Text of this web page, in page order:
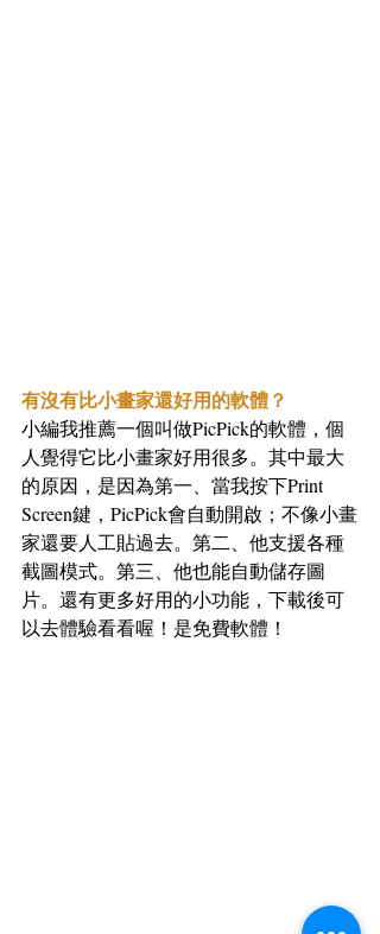
有沒有比小畫家還好用的軟體？
小編我推薦一個叫做PicPick的軟體，個
人覺得它比小畫家好用很多。其中最大
的原因，是因為第一、當我按下Print
Screen鍵，PicPick會自動開啟；不像小畫
家還要人工貼過去。第二、他支援各種
截圖模式。第三、他也能自動儲存圖
片。還有更多好用的小功能，下載後可
以去體驗看看喔！是免費軟體！